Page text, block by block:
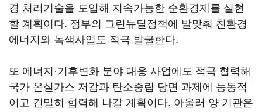
경 처리기술을 도입해 지속가능한 순환경제를 실현
할 계획이다. 정부의 그린뉴딜정책에 발맞춰 친환경
에너지와 녹색사업도 적극 발굴한다.
또 에너지·기후변화 분야 대응 사업에도 적극 협력해
국가 온실가스 저감과 탄소중립 당면 과제에 능동적
이고 긴밀히 협력해 나갈 계획이다. 아울러 양 기관은